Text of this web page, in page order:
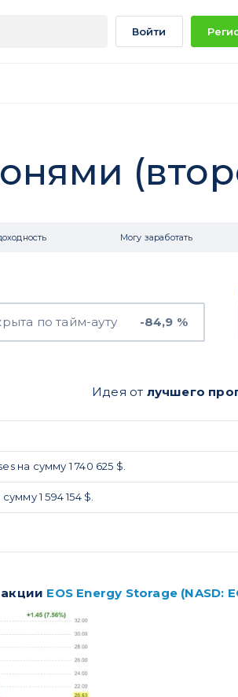
Войти
Могу заработать
по тайм-ауту -84,9 %
Идея от лучшего
на сумму 1 740 625 $.
1 594 154 $.
EOS Energy Storage (NASD: